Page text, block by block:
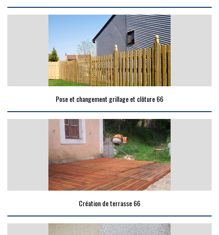
Pose et changement grillage et clôture 66
Création de terrasse 66